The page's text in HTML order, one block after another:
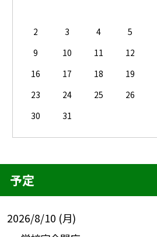
2
3 4 5
9
10 11 12
16
17 18 19
23
24 25 26
30
31
予定
2026/8/10 (月)